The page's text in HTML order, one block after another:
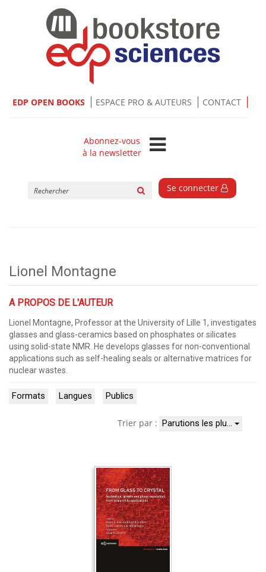
EDP OPEN BOOKS ESPACE PRO & AUTEURS CONTACT
Abonnez-vous
à la newsletter
Se connecter
Lionel Montagne
A PROPOS DE L'AUTEUR
Lionel Montagne, Professor at the University of Lille 1, investigates
glasses and glass-ceramics based on phosphates or silicates
using solid-state NMR. He develops glasses for non-conventional
applications such as self-healing seals or alternative matrices for
nuclear wastes.
Formats Langues Publics
Trier par : Parutions les plu…